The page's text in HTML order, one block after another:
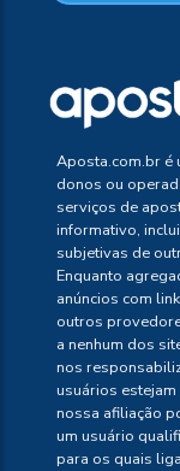
Aposta.com.br é
donos ou
serviços de
informativo,
subjetivas de
Enquanto
anúncios com
outros
a nenhum dos
nos
usuários
nossa afiliação
um usuário
para os quais